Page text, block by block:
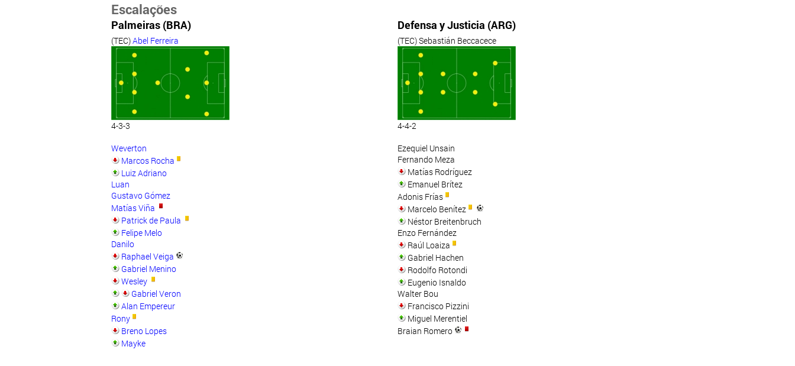
Escalações
Palmeiras (BRA)
(TEC)Abel Ferreira
4-3-3
Weverton
Marcos Rocha
Luiz Adriano
Luan
Gustavo Gómez
Matías Viña
Patrick de Paula
Felipe Melo
Danilo
Raphael Veiga
Gabriel Menino
Wesley
Gabriel Veron
Alan Empereur
Rony
Breno Lopes
Mayke
Defensa y Justicia (ARG)
(TEC) Sebastián Beccacece
4-4-2
Ezequiel Unsain
Fernando Meza
Matías Rodríguez
Emanuel Brítez
Adonis Frías
Marcelo Benítez
Néstor Breitenbruch
Enzo Fernández
Raúl Loaiza
Gabriel Hachen
Rodolfo Rotondi
Eugenio Isnaldo
Walter Bou
Francisco Pizzini
Miguel Merentiel
Braian Romero